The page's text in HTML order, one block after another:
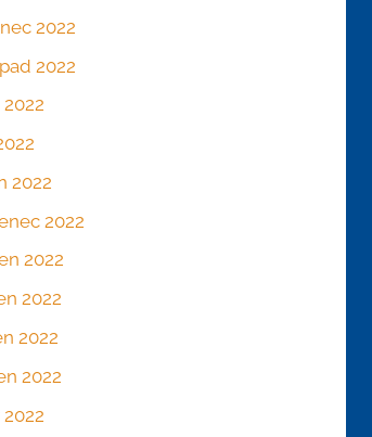
2022
2022
2022
2022
2022
2022
2022
2022